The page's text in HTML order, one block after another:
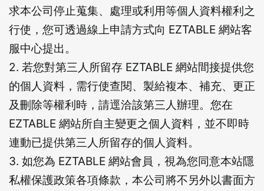
求本公司停止蒐集、處理或利用等個人資料權利之
行使，您可透過線上申請方式向 EZTABLE 網站客
服中心提出。
2. 若您對第三人所留存 EZTABLE 網站間接提供您
的個人資料，需行使查閱、製給複本、補充、更正
及刪除等權利時，請逕洽該第三人辦理。您在
EZTABLE 網站所自主變更之個人資料，並不即時
連動已提供第三人所留存的個人資料。
3. 如您為 EZTABLE 網站會員，視為您同意本站隱
私權保護政策各項條款，本公司將不另外以書面方